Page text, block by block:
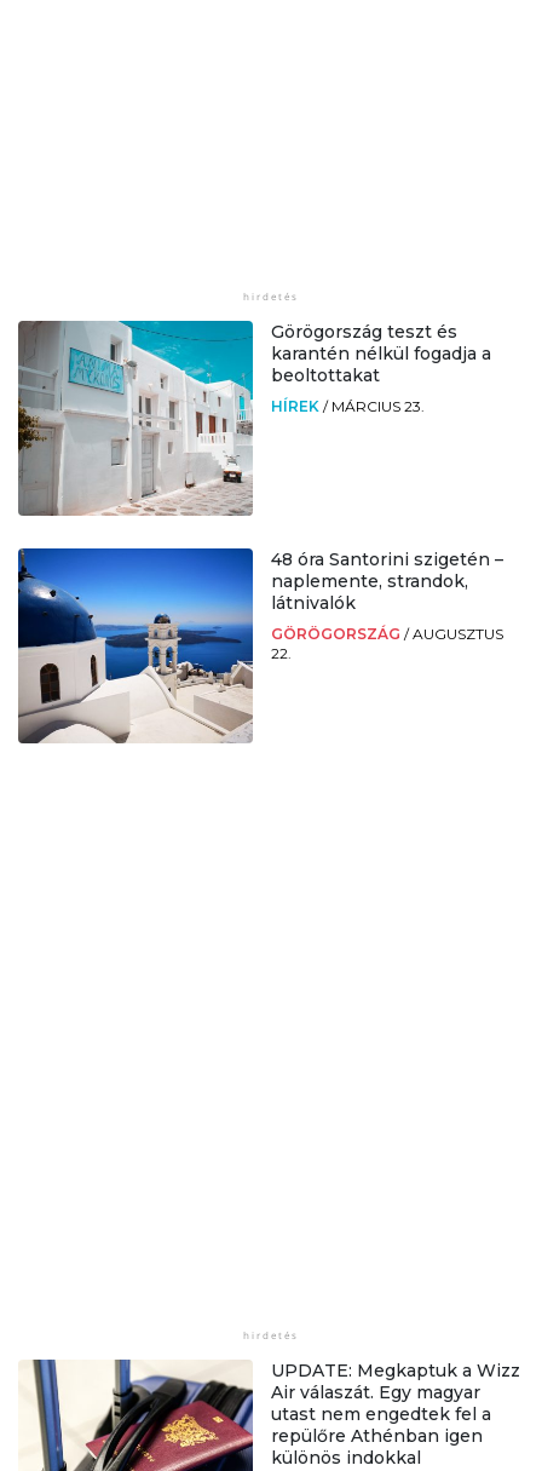
Görögország teszt és
karantén nélkül fogadja a
beoltottakat
HÍREK / MÁRCIUS 23.
48 óra Santorini szigetén –
naplemente, strandok,
látnivalók
GÖRÖGORSZÁG /AUGUSZTUS
22.
UPDATE: Megkaptuk a Wizz
Air válaszát. Egy magyar
utast nem engedtek fel a
repülőre Athénban igen
különös indokkal